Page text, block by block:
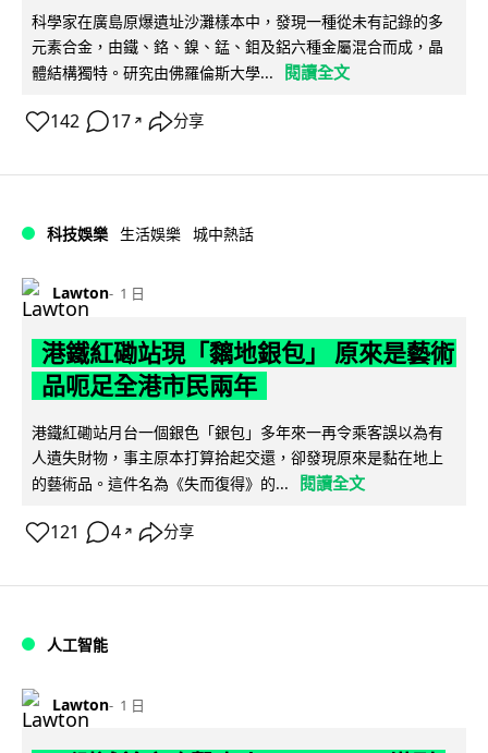
科學家在廣島原爆遺址沙灘樣本中，發現一種從未有記錄的多
元素合金，由鐵、鉻、鎳、錳、鉬及鋁六種金屬混合而成，晶
體結構獨特。研究由佛羅倫斯大學...
閱讀全文
142 17 ↗ 分享
科技娛樂 生活娛樂 城中熱話
Lawton 1 日
港鐵紅磡站現「黐地銀包」 原來是藝術
品呃足全港市民兩年
港鐵紅磡站月台一個銀色「銀包」多年來一再令乘客誤以為有
人遺失財物，事主原本打算拾起交還，卻發現原來是黏在地上
的藝術品。這件名為《失而復得》的...
閱讀全文
121 4 ↗ 分享
人工智能
Lawton 1 日